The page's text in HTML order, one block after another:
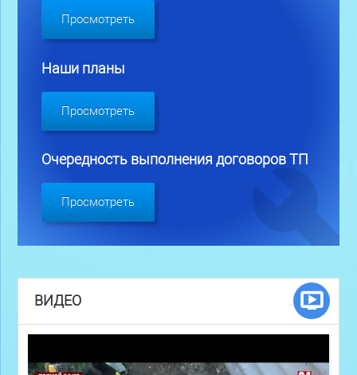
Просмотреть
Наши планы
Просмотреть
Очередность выполнения договоров ТП
Просмотреть
ВИДЕО